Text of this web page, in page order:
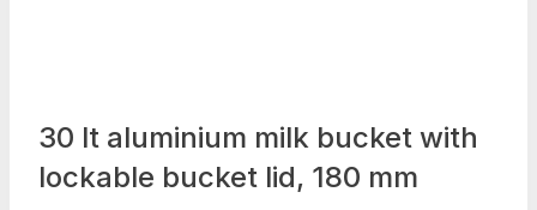
30 lt aluminium milk bucket with
lockable bucket lid, 180 mm